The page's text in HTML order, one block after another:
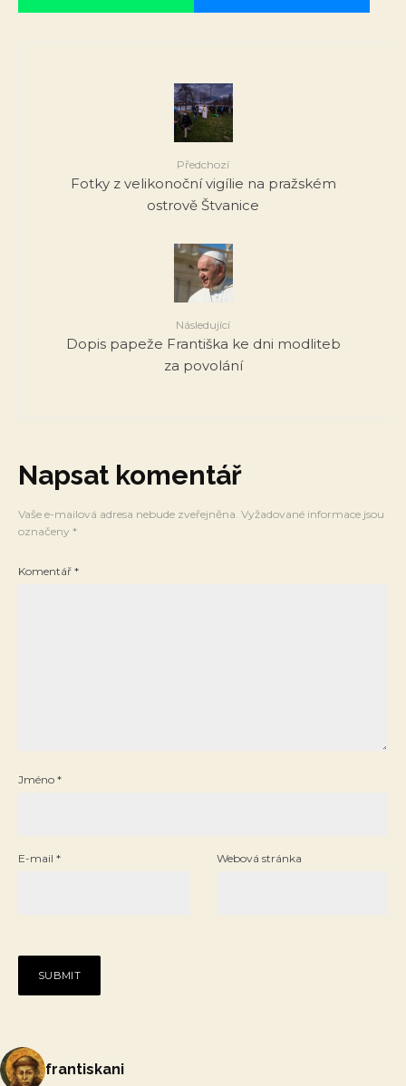
Předchozí
Fotky z velikonoční vigílie na pražském
ostrově Štvanice
Následující
Dopis papeže Františka ke dni modliteb
za povolání
Napsat komentář
Vaše e-mailová adresa nebude zveřejněna. Vyžadované informace jsou
označeny *
Komentář *
Jméno *
E-mail * Webová stránka
frantiskani